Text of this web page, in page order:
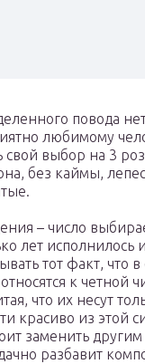
повода
любимому
свой выбор на 3
без каймы,
– число
лет
тот факт, что
к четной
что их несут
красиво из этой
заменить
разбавит